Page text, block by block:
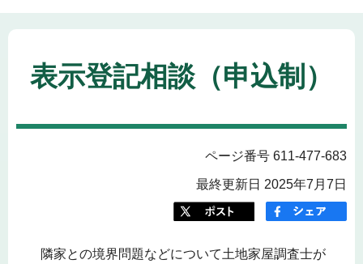
表示登記相談（申込制）
ページ番号 611-477-683
最終更新日 2025年7月7日
隣家との境界問題などについて土地家屋調査士が